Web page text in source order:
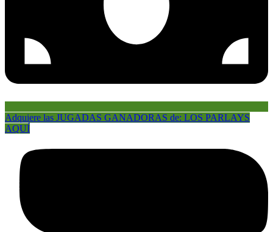
Adquiere las JUGADAS GANADORAS de: LOS PARLAYS
AQUÍ